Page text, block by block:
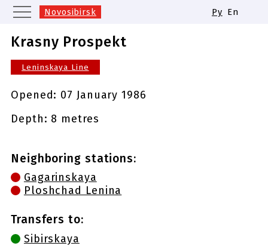
Novosibirsk
Yekaterinburg
Kazan
Nizhny Novgorod
Same names of metro stations
Ру En
Krasny Prospekt
Leninskaya Line
Opened: 07 January 1986
Depth: 8 metres
Neighboring stations:
Gagarinskaya
Ploshchad Lenina
Transfers to:
Sibirskaya